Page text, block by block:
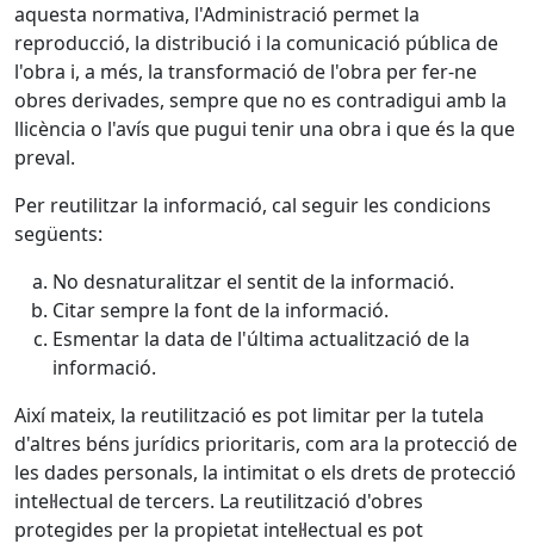
aquesta normativa, l'Administració permet la
reproducció, la distribució i la comunicació pública de
l'obra i, a més, la transformació de l'obra per fer-ne
obres derivades, sempre que no es contradigui amb la
llicència o l'avís que pugui tenir una obra i que és la que
preval.
Per reutilitzar la informació, cal seguir les condicions
següents:
No desnaturalitzar el sentit de la informació.
Citar sempre la font de la informació.
Esmentar la data de l'última actualització de la
informació.
Així mateix, la reutilització es pot limitar per la tutela
d'altres béns jurídics prioritaris, com ara la protecció de
les dades personals, la intimitat o els drets de protecció
intel·lectual de tercers. La reutilització d'obres
protegides per la propietat intel·lectual es pot